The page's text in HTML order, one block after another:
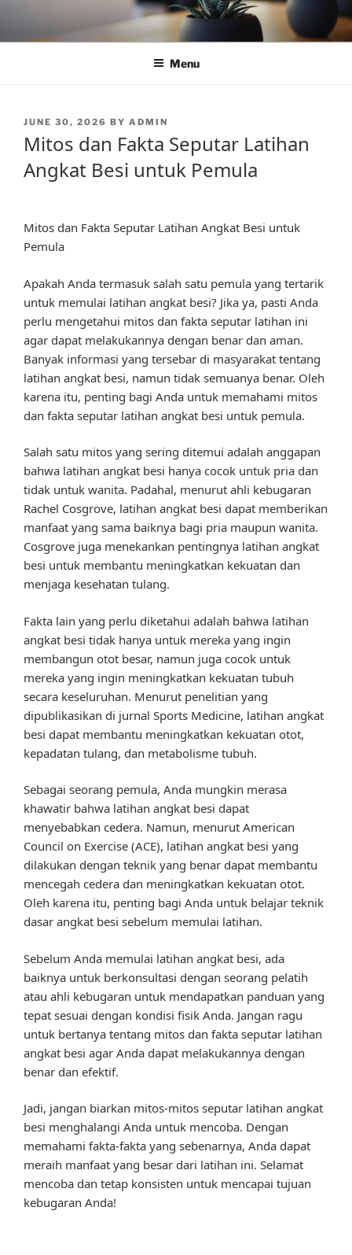
content
Menu
POSTED
JUNE 30, 2026 BY ADMIN
Mitos dan Fakta Seputar Latihan
Angkat Besi untuk Pemula
Mitos dan Fakta Seputar Latihan Angkat Besi untuk
Pemula
Apakah Anda termasuk salah satu pemula yang tertarik
untuk memulai latihan angkat besi? Jika ya, pasti Anda
perlu mengetahui mitos dan fakta seputar latihan ini
agar dapat melakukannya dengan benar dan aman.
Banyak informasi yang tersebar di masyarakat tentang
latihan angkat besi, namun tidak semuanya benar. Oleh
karena itu, penting bagi Anda untuk memahami mitos
dan fakta seputar latihan angkat besi untuk pemula.
Salah satu mitos yang sering ditemui adalah anggapan
bahwa latihan angkat besi hanya cocok untuk pria dan
tidak untuk wanita. Padahal, menurut ahli kebugaran
Rachel Cosgrove, latihan angkat besi dapat memberikan
manfaat yang sama baiknya bagi pria maupun wanita.
Cosgrove juga menekankan pentingnya latihan angkat
besi untuk membantu meningkatkan kekuatan dan
menjaga kesehatan tulang.
Fakta lain yang perlu diketahui adalah bahwa latihan
angkat besi tidak hanya untuk mereka yang ingin
membangun otot besar, namun juga cocok untuk
mereka yang ingin meningkatkan kekuatan tubuh
secara keseluruhan. Menurut penelitian yang
dipublikasikan di jurnal Sports Medicine, latihan angkat
besi dapat membantu meningkatkan kekuatan otot,
kepadatan tulang, dan metabolisme tubuh.
Sebagai seorang pemula, Anda mungkin merasa
khawatir bahwa latihan angkat besi dapat
menyebabkan cedera. Namun, menurut American
Council on Exercise (ACE), latihan angkat besi yang
dilakukan dengan teknik yang benar dapat membantu
mencegah cedera dan meningkatkan kekuatan otot.
Oleh karena itu, penting bagi Anda untuk belajar teknik
dasar angkat besi sebelum memulai latihan.
Sebelum Anda memulai latihan angkat besi, ada
baiknya untuk berkonsultasi dengan seorang pelatih
atau ahli kebugaran untuk mendapatkan panduan yang
tepat sesuai dengan kondisi fisik Anda. Jangan ragu
untuk bertanya tentang mitos dan fakta seputar latihan
angkat besi agar Anda dapat melakukannya dengan
benar dan efektif.
Jadi, jangan biarkan mitos-mitos seputar latihan angkat
besi menghalangi Anda untuk mencoba. Dengan
memahami fakta-fakta yang sebenarnya, Anda dapat
meraih manfaat yang besar dari latihan ini. Selamat
mencoba dan tetap konsisten untuk mencapai tujuan
kebugaran Anda!